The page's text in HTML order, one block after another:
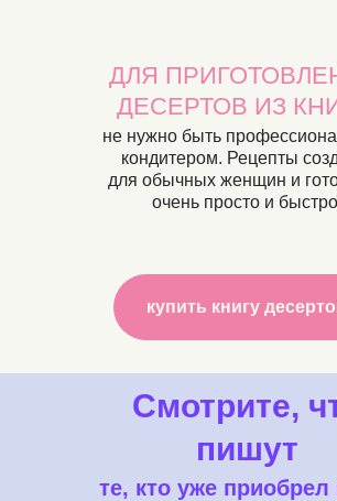
ДЛЯ
ДЕСЕРТОВ ИЗ
не нужно быть
кондитером. Рецепты
для обычных женщин и
очень просто и
купить книгу
Смотрите,
пишут
те, кто уже приобрел